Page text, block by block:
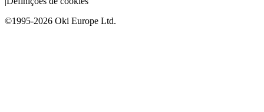
©1995-2026 Oki Europe Ltd.